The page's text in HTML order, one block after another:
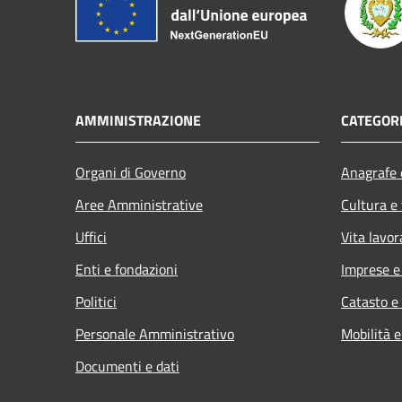
AMMINISTRAZIONE
Organi di Governo
Aree Amministrative
Uffici
Enti e fondazioni
Politici
Personale Amministrativo
Documenti e dati
Cultura
Vita
Imprese
Catasto
Mobilità